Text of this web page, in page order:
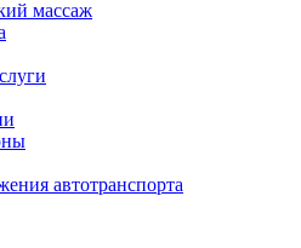
массаж
автотранспорта